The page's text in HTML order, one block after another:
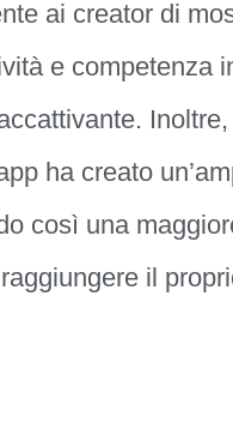
ai creator di
e competenza
ha creato
così una
il